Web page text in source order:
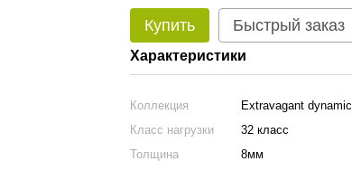
Купить Быстрый заказ
Характеристики
Коллекция
Extravagant dynamic
Класс нагрузки
32 класс
Толщина
8мм